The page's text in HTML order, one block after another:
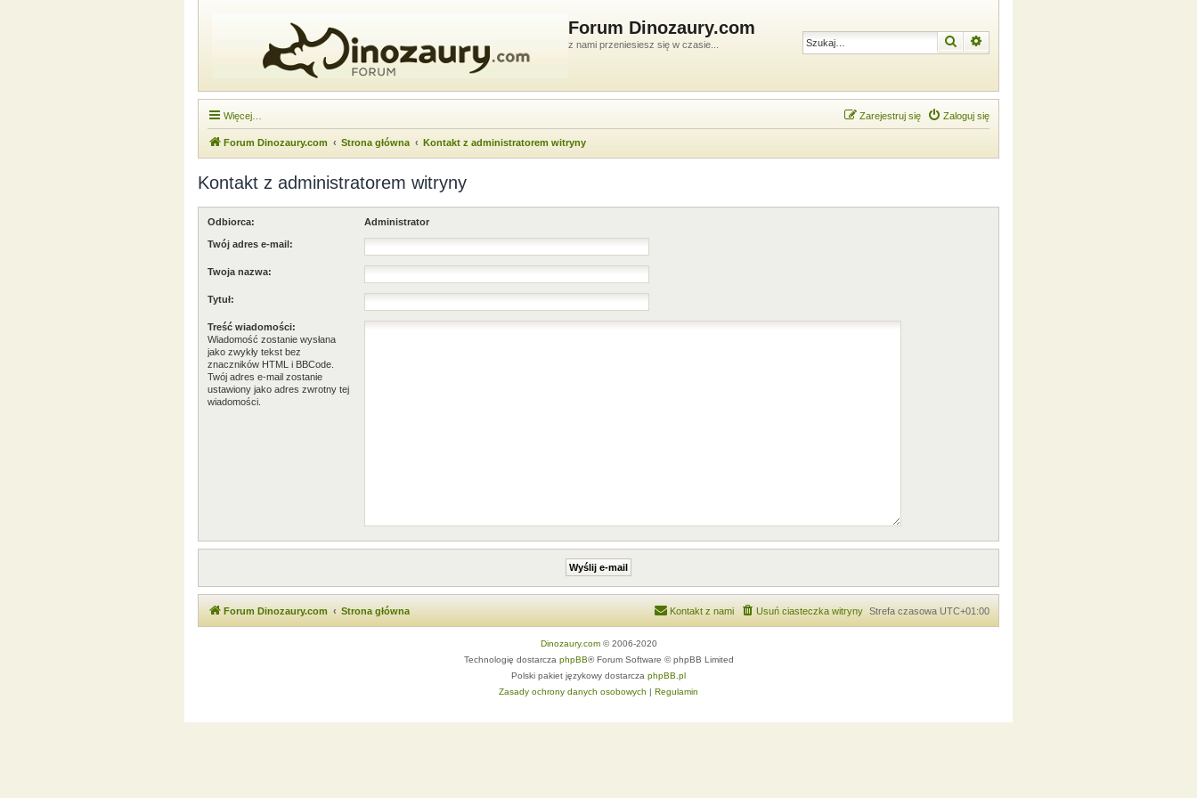
Forum Dinozaury.com
z nami przeniesiesz się w czasie... Szukaj
Więcej… Zaloguj się
Zarejestruj się
Forum Dinozaury.com Strona główna Kontakt z administratorem witryny
Kontakt z administratorem witryny
Odbiorca: Administrator
Twój adres e-mail:
Twoja nazwa:
Tytuł:
Treść wiadomości:
Wiadomość zostanie wysłana
jako zwykły tekst bez
znaczników HTML i BBCode.
Twój adres e-mail zostanie
ustawiony jako adres zwrotny tej
wiadomości.
Forum Dinozaury.com Strona główna Strefa czasowa UTC+01:00
Usuń ciasteczka witryny
Kontakt z nami
Dinozaury.com© 2006-2020
Technologię dostarcza phpBB® Forum Software © phpBB Limited
Polski pakiet językowy dostarcza phpBB.pl
Zasady ochrony danych osobowych | Regulamin